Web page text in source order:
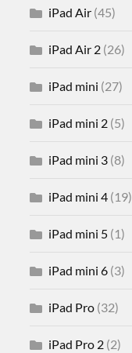
iPad Air (45)
iPad Air 2 (26)
iPad mini (27)
iPad mini 2 (5)
iPad mini 3 (8)
iPad mini 4 (19)
iPad mini 5 (1)
iPad mini 6 (3)
iPad Pro (32)
iPad Pro 2 (2)